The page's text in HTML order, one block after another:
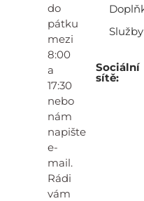
do
pátku
mezi
8:00
a
17:30
nebo
nám
napište
e-
mail.
Rádi
vám
Sociální
sítě:
Služby